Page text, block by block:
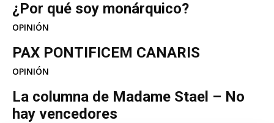
¿Por qué soy monárquico?
OPINIÓN
PAX PONTIFICEM CANARIS
OPINIÓN
La columna de Madame Stael – No
hay vencedores